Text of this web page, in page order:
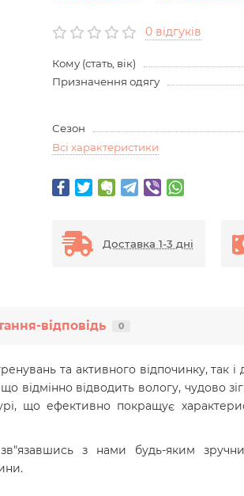
0 відгуків
Кому (стать, вік)
Призначення одягу
Сезон
Всі характеристики
Доставка 1-3 дні
відповідь 0
та активного відпочинку, так
відмінно відводить вологу, чудово
що ефективно покращує
з нами будь-яким